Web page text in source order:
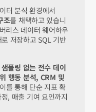
조를 채택하고 있습니
스 데이터 웨어하우
저장하고 SQL 기반
샘플링 없는 전수 데이
행동 분석, CRM 및
를 통해 단순 지표 확
, 매출 기여 요인까지